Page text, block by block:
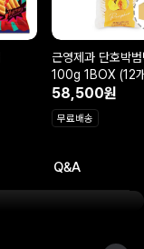
근영제과 단호박
100g 1BOX (12
58,500원
무료배송
Q&A